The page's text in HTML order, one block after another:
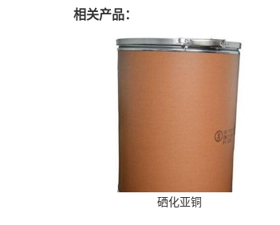
相关产品：
硒化亚铜